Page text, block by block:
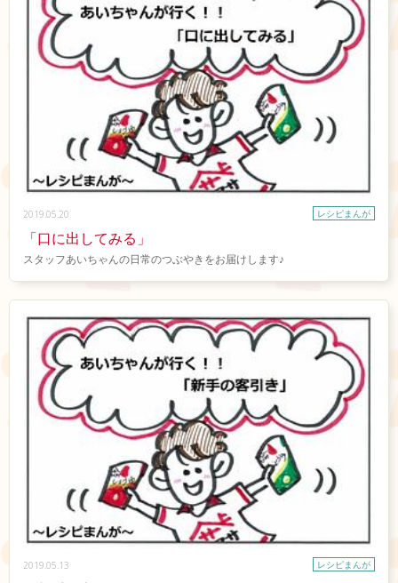
2019.05.20 レシピまんが
「口に出してみる」
スタッフあいちゃんの日常のつぶやきをお届けします♪
2019.05.13 レシピまんが